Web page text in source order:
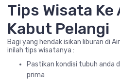
Tips Wisata Ke
Kabut Pelangi
Bagi yang hendak isikan liburan di
inilah tips wisatanya :
Pastikan kondisi tubuh anda
prima